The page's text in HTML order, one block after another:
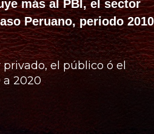
más al PBI, el sector
Peruano, periodo
el público ó el
a 2020